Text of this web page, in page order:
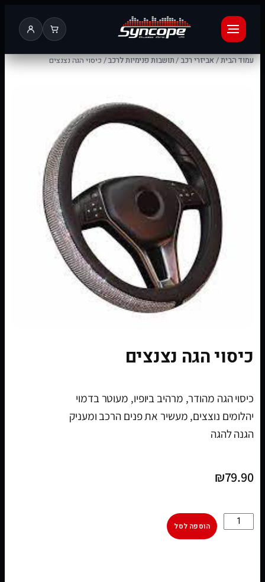
עמוד הבית/אביזרי רכב/תושבות פנימיות לרכב/ כיסוי הגה נצנצים
כיסוי הגה נצנצים
כיסוי הגה מהודר, מרהיב ביופיו, מעוטר בדמוי
יהלומים נוצצים, מעשיר את פנים הרכב ומעניק
הגנה להגה
₪79.90
הוספה לסל